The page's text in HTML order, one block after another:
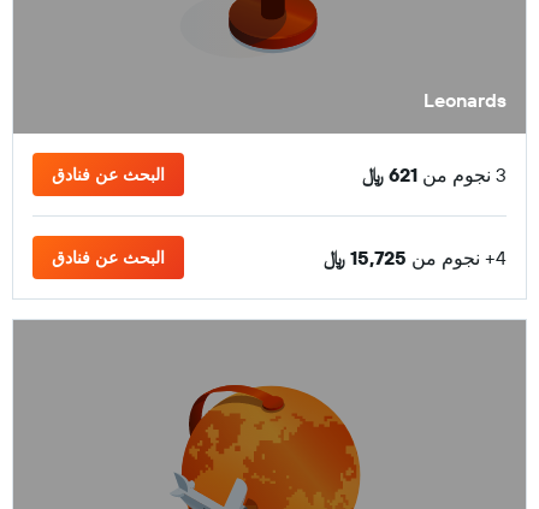
Leonards
3 نجوم من 621 ﷼ البحث عن فنادق
4+ نجوم من 15,725 ﷼ البحث عن فنادق